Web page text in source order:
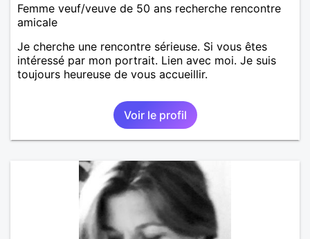
Femme veuf/veuve de 50 ans recherche rencontre
amicale
Je cherche une rencontre sérieuse. Si vous êtes
intéressé par mon portrait. Lien avec moi. Je suis
toujours heureuse de vous accueillir.
Voir le profil